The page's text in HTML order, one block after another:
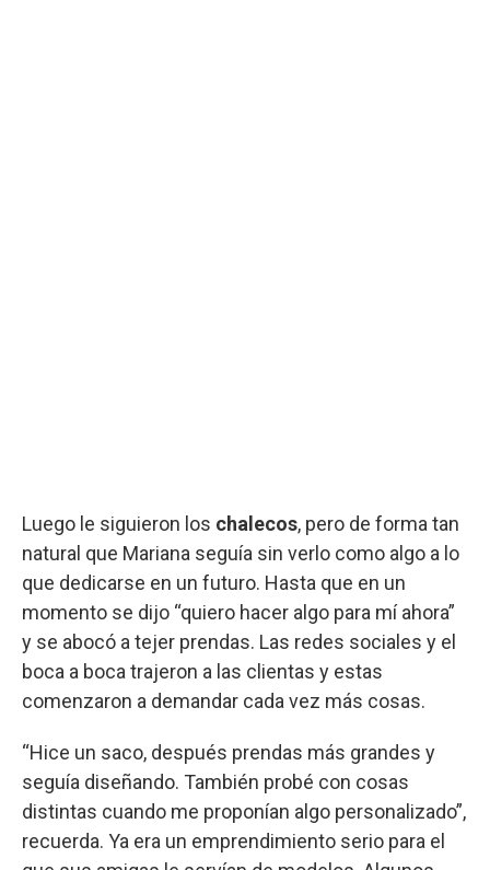
Luego le siguieron los chalecos, pero de forma tan
natural que Mariana seguía sin verlo como algo a lo
que dedicarse en un futuro. Hasta que en un
momento se dijo “quiero hacer algo para mí ahora”
y se abocó a tejer prendas. Las redes sociales y el
boca a boca trajeron a las clientas y estas
comenzaron a demandar cada vez más cosas.
“Hice un saco, después prendas más grandes y
seguía diseñando. También probé con cosas
distintas cuando me proponían algo personalizado”,
recuerda. Ya era un emprendimiento serio para el